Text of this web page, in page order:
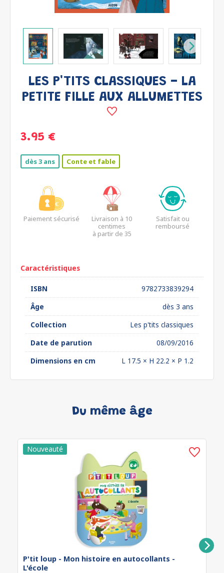
LES P'TITS CLASSIQUES - LA
PETITE FILLE AUX ALLUMETTES
3.95 €
dès 3 ans Conte et fable
Paiement sécurisé
Livraison à 10
centimes
à partir de 35
Satisfait ou
remboursé
Caractéristiques
ISBN
9782733839294
Âge
dès 3 ans
Collection
Les p'tits classiques
Date de parution
08/09/2016
Dimensions en cm
L 17.5 × H 22.2 × P 1.2
Du même âge
P'tit loup - Mon histoire en autocollants -
L'école